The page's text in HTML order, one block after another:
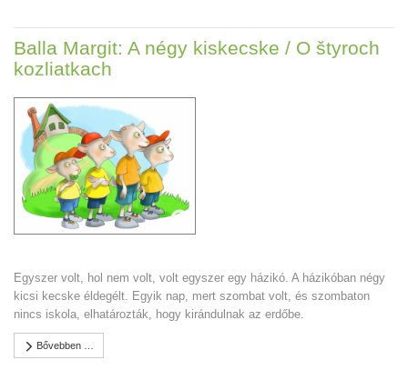
Balla Margit: A négy kiskecske / O štyroch
kozliatkach
Egyszer volt, hol nem volt, volt egyszer egy házikó. A házikóban négy
kicsi kecske éldegélt. Egyik nap, mert szombat volt, és szombaton
nincs iskola, elhatározták, hogy kirándulnak az erdőbe.
Bővebben …